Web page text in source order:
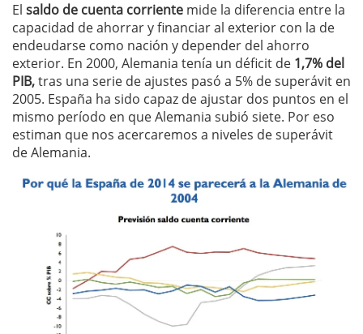
El saldo de cuenta corriente mide la diferencia entre la
capacidad de ahorrar y financiar al exterior con la de
endeudarse como nación y depender del ahorro
exterior. En 2000, Alemania tenía un déficit de 1,7% del
PIB,tras una serie de ajustes pasó a 5% de superávit en
2005. España ha sido capaz de ajustar dos puntos en el
mismo período en que Alemania subió siete. Por eso
estiman que nos acercaremos a niveles de superávit
de Alemania.